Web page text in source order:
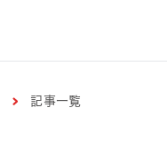
記事一覧